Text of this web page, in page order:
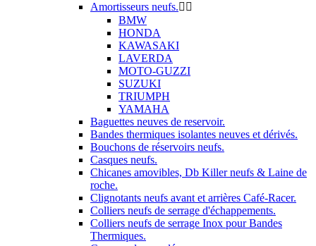
Amortisseurs neufs. 
BMW
HONDA
KAWASAKI
LAVERDA
MOTO-GUZZI
SUZUKI
TRIUMPH
YAMAHA
Baguettes neuves de reservoir.
Bandes thermiques isolantes neuves et dérivés.
Bouchons de réservoirs neufs.
Casques neufs.
Chicanes amovibles, Db Killer neufs & Laine de
roche.
Clignotants neufs avant et arrières Café-Racer.
Colliers neufs de serrage d'échappements.
Colliers neufs de serrage Inox pour Bandes
Thermiques.